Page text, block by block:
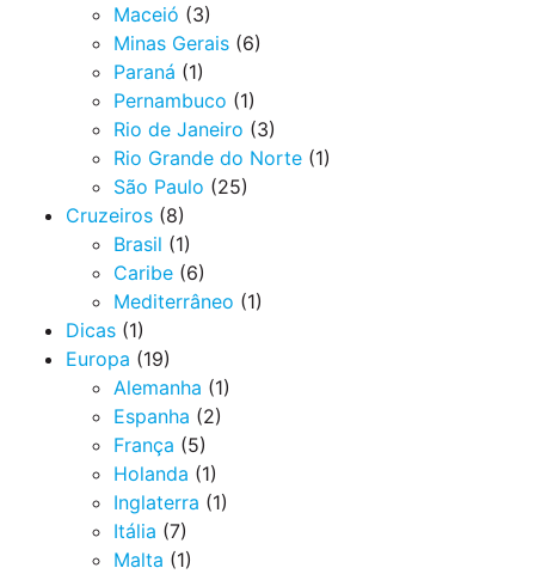
Maceió (3)
Minas Gerais (6)
Paraná (1)
Pernambuco (1)
Rio de Janeiro (3)
Rio Grande do Norte (1)
São Paulo (25)
Cruzeiros (8)
Brasil (1)
Caribe (6)
Mediterrâneo (1)
Dicas (1)
Europa (19)
Alemanha (1)
Espanha (2)
França (5)
Holanda (1)
Inglaterra (1)
Itália (7)
Malta (1)